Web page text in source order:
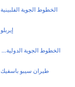
الخطوط الجوية الفلبينية
إيربلو
الخطوط الجوية الدولية الباكستانية
طيران سيبو باسفيك